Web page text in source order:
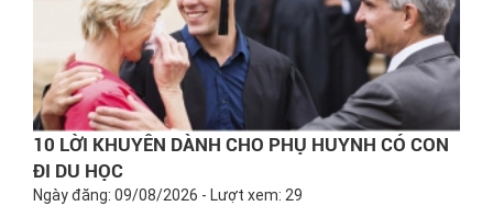
10 LỜI KHUYÊN DÀNH CHO PHỤ HUYNH CÓ CON
ĐI DU HỌC
Ngày đăng: 09/08/2026 - Lượt xem: 29